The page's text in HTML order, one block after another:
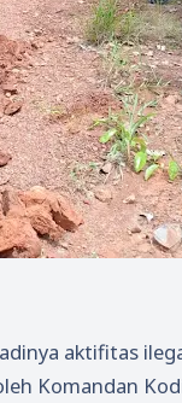
aktifitas
Komandan